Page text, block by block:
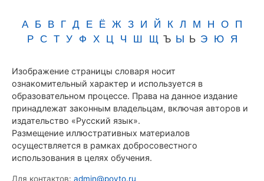
А Б В Г Д Е Ё Ж З И Й К Л М Н О П
Р С Т У Ф Х Ц Ч Ш Щ Ъ Ы Ь Э Ю Я
Изображение страницы словаря носит
ознакомительный характер и используется в
образовательном процессе. Права на данное издание
принадлежат законным владельцам, включая авторов и
издательство «Русский язык».
Размещение иллюстративных материалов
осуществляется в рамках добросовестного
использования в целях обучения.
Для контактов: admin@povto.ru